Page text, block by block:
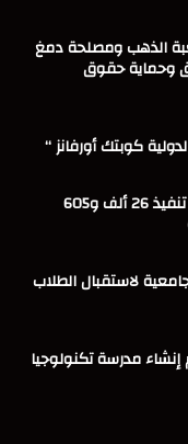
الذهب ومصلحة دمغ
وحماية حقوق
كوبتك أورفانز “
ضمن برنامج “مشروعك”.. محافظ سوهاج : تنفيذ 26 ألف و605
لاستقبال الطلاب
مدرسة تكنولوجيا